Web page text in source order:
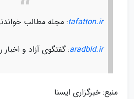
tafatton.ir: مجله مطالب
aradbld.ir: گفتگوی آزاد و اخبار
منبع: خبرگزاری ایسنا